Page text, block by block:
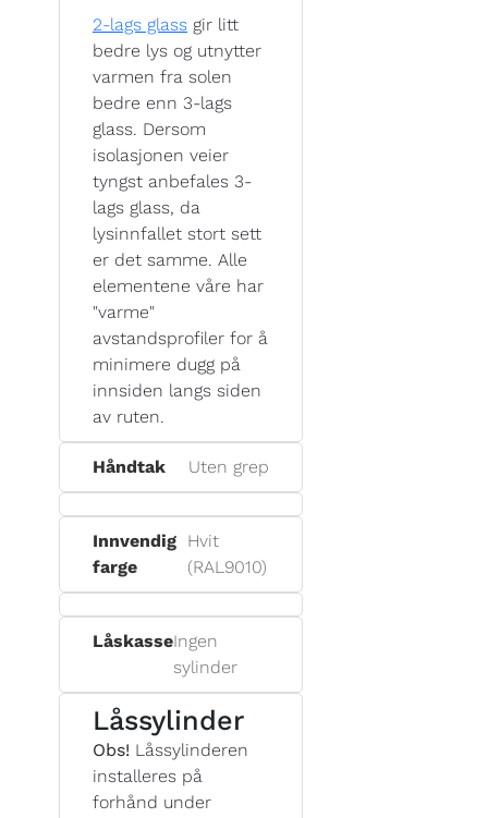
2-lags glass gir litt
bedre lys og utnytter
varmen fra solen
bedre enn 3-lags
glass. Dersom
isolasjonen veier
tyngst anbefales 3-
lags glass, da
lysinnfallet stort sett
er det samme. Alle
elementene våre har
"varme"
avstandsprofiler for å
minimere dugg på
innsiden langs siden
av ruten.
Håndtak Uten grep
Innvendig
farge
Hvit
(RAL9010)
LåskasseIngen
sylinder
Låssylinder
Obs! Låssylinderen
installeres på
forhånd under